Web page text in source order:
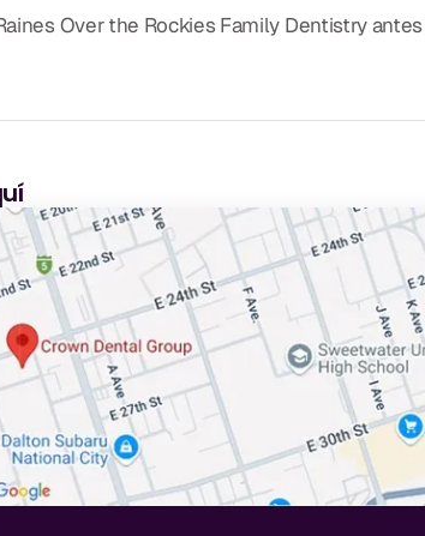
Over the Rockies Family Dentistry